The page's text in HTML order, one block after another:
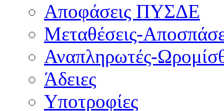
Αποφάσεις ΠΥΣΔΕ
Μεταθέσεις-
Αναπληρωτές-
Άδειες
Υποτροφίες